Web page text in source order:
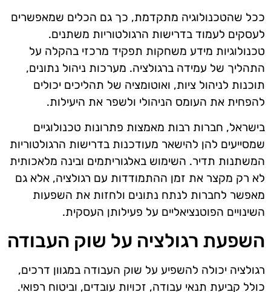
ככל שהטכנולוגיה מתקדמת, כך גם הכלים שמאפשרים
לעסקים לעמוד בדרישות הרגולטוריות משתנים.
טכנולוגיות מידע משחקות תפקיד מרכזי בהקלה על
התהליך של עמידה ברגולציה. מערכות ניהול נתונים,
תוכנות לניהול ציות, ואוטומציה של תהליכים יכולים
להפחית את העומס הניהולי ולשפר את היעילות.
בישראל, חברות רבות מאמצות פתרונות טכנולוגיים
שמסייעים להן להישאר מעודכנות בדרישות הרגולטוריות
המשתנות תדיר. השימוש באלגוריתמים ובינה מלאכותית
לא רק מקצר את זמן ההתמודדות עם רגולציה, אלא גם
מאפשר לחברות לנתח נתונים ולחזות את השפעות
השינויים הפוטנציאליים על פעילותן העסקית.
השפעת רגולציה על שוק העבודה
רגולציה יכולה להשפיע על שוק העבודה במגוון דרכים,
כולל קביעת תנאי עבודה, זכויות עובדים, וביטוח רפואי.